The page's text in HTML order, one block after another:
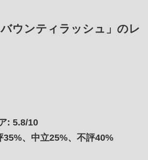
バウンティラッシュ」のレ
: 5.8/10
35%、中立25%、不評40%